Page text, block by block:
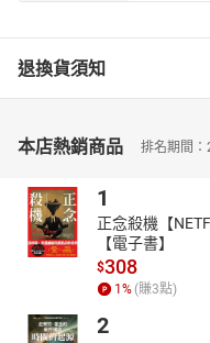
退換貨須知
本店熱銷商品 排名期間
1
正念殺機【
【電子書】
$308
1 % (賺3點)
2